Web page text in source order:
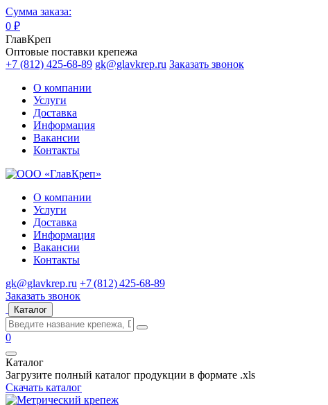
Сумма заказа:
0 ₽
ГлавКреп
Оптовые поставки крепежа
+7 (812) 425-68-89 gk@glavkrep.ru Заказать звонок
О компании
Услуги
Доставка
Информация
Вакансии
Контакты
О компании
Услуги
Доставка
Информация
Вакансии
Контакты
gk@glavkrep.ru +7 (812) 425-68-89
Заказать звонок
Каталог
0
Каталог
Загрузите полный каталог продукции в формате .xls
Скачать каталог